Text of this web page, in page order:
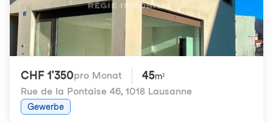
CHF 1'350pro Monat 45m²
Rue de la Pontaise 46, 1018 Lausanne
Gewerbe